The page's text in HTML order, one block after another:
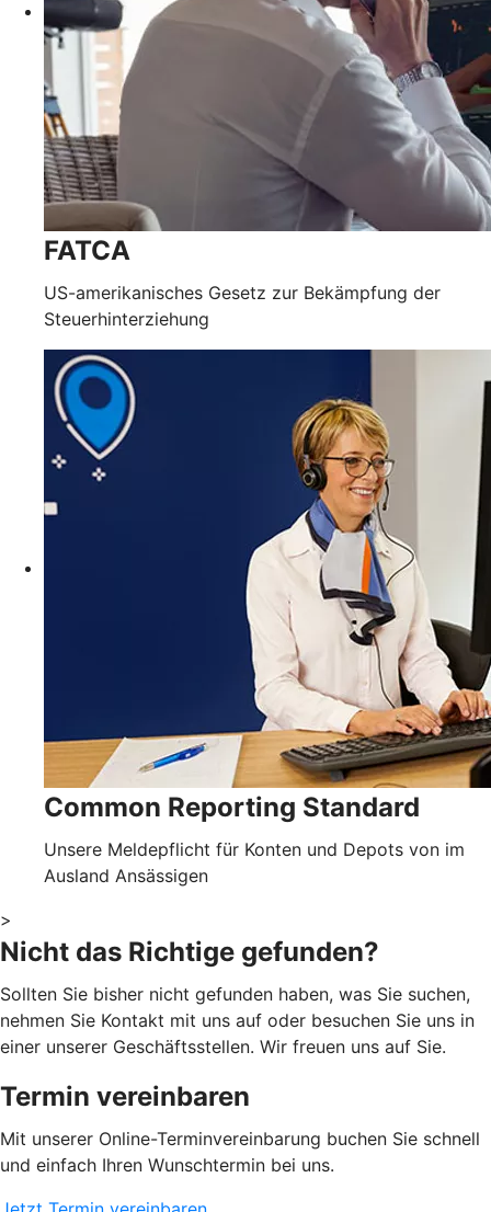
FATCA
US-amerikanisches Gesetz zur Bekämpfung der
Steuerhinterziehung
Common Reporting Standard
Unsere Meldepflicht für Konten und Depots von im
Ausland Ansässigen
>
Nicht das Richtige gefunden?
Sollten Sie bisher nicht gefunden haben, was Sie suchen,
nehmen Sie Kontakt mit uns auf oder besuchen Sie uns in
einer unserer Geschäftsstellen. Wir freuen uns auf Sie.
Termin vereinbaren
Mit unserer Online-Terminvereinbarung buchen Sie schnell
und einfach Ihren Wunschtermin bei uns.